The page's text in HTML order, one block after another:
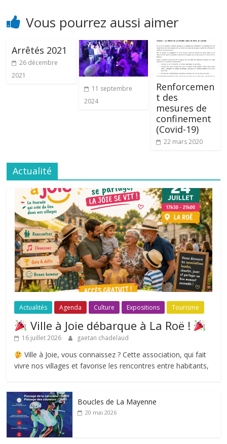
Vous pourrez aussi aimer
Arrêtés 2021
26 décembre
2021
11 septembre
2024
Renforcemen
t des
mesures de
confinement
(Covid-19)
22 mars 2020
Actualité
Actualités Agenda Culture Expositions Tourisme
Ville à Joie débarque à La Roë !
16 juillet 2026 gaetan chadelaud
Ville à Joie, vous connaissez ? Cette association, qui fait
vivre nos villages et favorise les rencontres entre habitants,
Boucles de La Mayenne
20 mai 2026